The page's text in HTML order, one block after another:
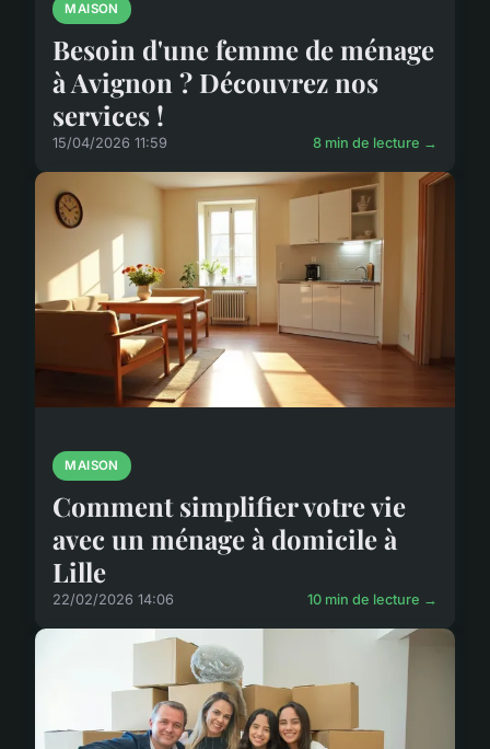
MAISON
Besoin d'une femme de ménage
à Avignon ? Découvrez nos
services !
15/04/2026 11:59 8 min de lecture →
MAISON
Comment simplifier votre vie
avec un ménage à domicile à
Lille
22/02/2026 14:06 10 min de lecture →